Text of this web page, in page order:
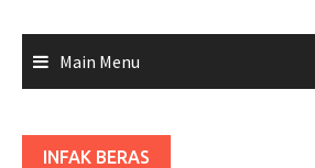
Main Menu
INFAK BERAS